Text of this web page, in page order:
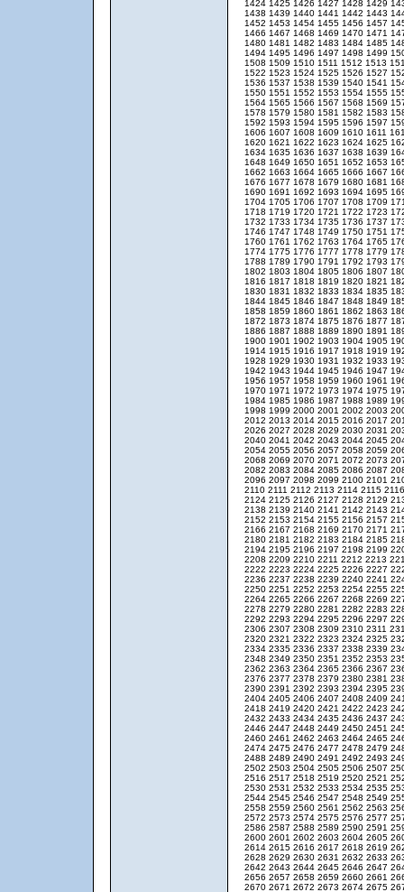
1424 1425 1426 1427 1428 1429
1438 1439 1440 1441 1442 1443
1452 1453 1454 1455 1456 1457
1466 1467 1468 1469 1470 1471
1480 1481 1482 1483 1484 1485
1494 1495 1496 1497 1498 1499
1508 1509 1510 1511 1512 1513
1522 1523 1524 1525 1526 1527
1536 1537 1538 1539 1540 1541
1550 1551 1552 1553 1554 1555
1564 1565 1566 1567 1568 1569
1578 1579 1580 1581 1582 1583
1592 1593 1594 1595 1596 1597
1606 1607 1608 1609 1610 1611
1620 1621 1622 1623 1624 1625
1634 1635 1636 1637 1638 1639
1648 1649 1650 1651 1652 1653
1662 1663 1664 1665 1666 1667
1676 1677 1678 1679 1680 1681
1690 1691 1692 1693 1694 1695
1704 1705 1706 1707 1708 1709
1718 1719 1720 1721 1722 1723
1732 1733 1734 1735 1736 1737
1746 1747 1748 1749 1750 1751
1760 1761 1762 1763 1764 1765
1774 1775 1776 1777 1778 1779
1788 1789 1790 1791 1792 1793
1802 1803 1804 1805 1806 1807
1816 1817 1818 1819 1820 1821
1830 1831 1832 1833 1834 1835
1844 1845 1846 1847 1848 1849
1858 1859 1860 1861 1862 1863
1872 1873 1874 1875 1876 1877
1886 1887 1888 1889 1890 1891
1900 1901 1902 1903 1904 1905
1914 1915 1916 1917 1918 1919
1928 1929 1930 1931 1932 1933
1942 1943 1944 1945 1946 1947
1956 1957 1958 1959 1960 1961
1970 1971 1972 1973 1974 1975
1984 1985 1986 1987 1988 1989
1998 1999 2000 2001 2002 2003
2012 2013 2014 2015 2016 2017
2026 2027 2028 2029 2030 2031
2040 2041 2042 2043 2044 2045
2054 2055 2056 2057 2058 2059
2068 2069 2070 2071 2072 2073
2082 2083 2084 2085 2086 2087
2096 2097 2098 2099 2100 2101
2110 2111 2112 2113 2114 2115
2124 2125 2126 2127 2128 2129
2138 2139 2140 2141 2142 2143
2152 2153 2154 2155 2156 2157
2166 2167 2168 2169 2170 2171
2180 2181 2182 2183 2184 2185
2194 2195 2196 2197 2198 2199
2208 2209 2210 2211 2212 2213
2222 2223 2224 2225 2226 2227
2236 2237 2238 2239 2240 2241
2250 2251 2252 2253 2254 2255
2264 2265 2266 2267 2268 2269
2278 2279 2280 2281 2282 2283
2292 2293 2294 2295 2296 2297
2306 2307 2308 2309 2310 2311
2320 2321 2322 2323 2324 2325
2334 2335 2336 2337 2338 2339
2348 2349 2350 2351 2352 2353
2362 2363 2364 2365 2366 2367
2376 2377 2378 2379 2380 2381
2390 2391 2392 2393 2394 2395
2404 2405 2406 2407 2408 2409
2418 2419 2420 2421 2422 2423
2432 2433 2434 2435 2436 2437
2446 2447 2448 2449 2450 2451
2460 2461 2462 2463 2464 2465
2474 2475 2476 2477 2478 2479
2488 2489 2490 2491 2492 2493
2502 2503 2504 2505 2506 2507
2516 2517 2518 2519 2520 2521
2530 2531 2532 2533 2534 2535
2544 2545 2546 2547 2548 2549
2558 2559 2560 2561 2562 2563
2572 2573 2574 2575 2576 2577
2586 2587 2588 2589 2590 2591
2600 2601 2602 2603 2604 2605
2614 2615 2616 2617 2618 2619
2628 2629 2630 2631 2632 2633
2642 2643 2644 2645 2646 2647
2656 2657 2658 2659 2660 2661
2670 2671 2672 2673 2674 2675